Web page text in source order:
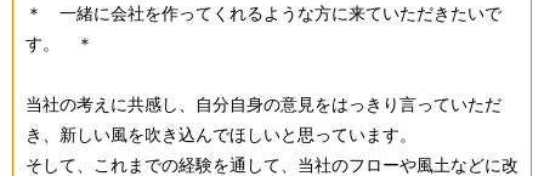
＊ 一緒に会社を作ってくれるような方に来ていただきたいで
す。 ＊
当社の考えに共感し、自分自身の意見をはっきり言っていただ
き、新しい風を吹き込んでほしいと思っています。
そして、これまでの経験を通して、当社のフローや風土などに改